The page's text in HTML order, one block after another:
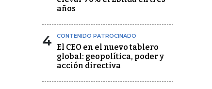
años
4 CONTENIDO PATROCINADO
El CEO en el nuevo tablero
global: geopolítica, poder y
acción directiva